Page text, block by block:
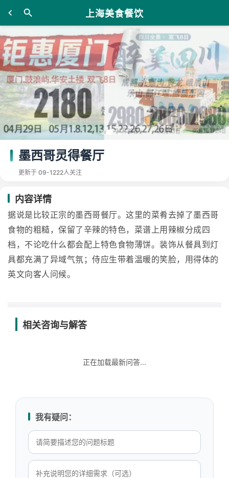
上海美食餐饮
墨西哥灵得餐厅
更新于 09-1222人关注
内容详情
据说是比较正宗的墨西哥餐厅。这里的菜肴去掉了墨西哥
食物的粗糙，保留了辛辣的特色，菜谱上用辣椒分成四
档，不论吃什么都会配上特色食物薄饼。装饰从餐具到灯
具都充满了异域气氛；侍应生带着温暖的笑脸，用得体的
英文向客人问候。
相关咨询与解答
正在加载最新问答...
我有疑问：